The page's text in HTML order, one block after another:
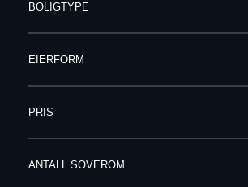
BOLIGTYPE
EIERFORM
PRIS
ANTALL SOVEROM